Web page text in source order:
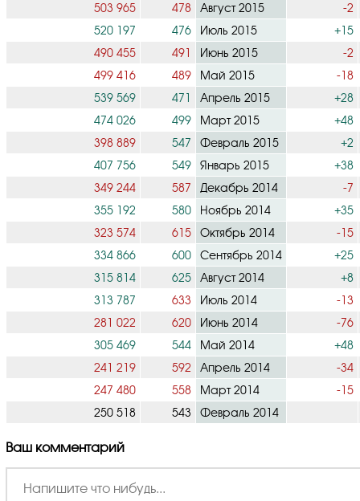
503 965
478 Август 2015
-2
520 197
476 Июль 2015
+15
490 455
491 Июнь 2015
-2
499 416
489 Май 2015
-18
539 569
471 Апрель 2015
+28
474 026
499 Март 2015
+48
398 889
547 Февраль 2015
+2
407 756
549 Январь 2015
+38
349 244
587 Декабрь 2014
-7
355 192
580 Ноябрь 2014
+35
323 574
615 Октябрь 2014
-15
334 866
600 Сентябрь 2014
+25
315 814
625 Август 2014
+8
313 787
633 Июль 2014
-13
281 022
620 Июнь 2014
-76
305 469
544 Май 2014
+48
241 219
592 Апрель 2014
-34
247 480
558 Март 2014
-15
250 518
543 Февраль 2014
Ваш комментарий